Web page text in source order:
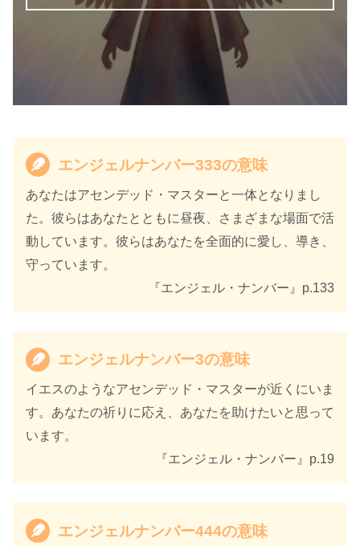
書籍名
天使のサイン エンジェル・ナンバ
ー 数字に秘められた幸運のメッセ
ージ
著者 カイル・グレイ
出版年 2021年11月
エンジェルナンバー333の意味
あなたはアセンデッド・マスターと一体となりまし
た。彼らはあなたとともに昼夜、さまざまな場面で活
動しています。彼らはあなたを全面的に愛し、導き、
守っています。
『エンジェル・ナンバー』p.133
エンジェルナンバー3の意味
イエスのようなアセンデッド・マスターが近くにいま
す。あなたの祈りに応え、あなたを助けたいと思って
います。
『エンジェル・ナンバー』p.19
エンジェルナンバー444の意味